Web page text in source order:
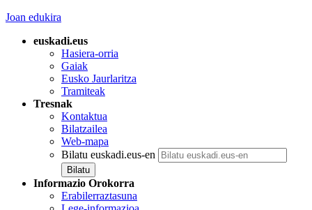
Joan edukira
euskadi.eus
Hasiera-orria
Gaiak
Eusko Jaurlaritza
Tramiteak
Tresnak
Kontaktua
Bilatzailea
Web-mapa
Bilatu euskadi.eus-en
Informazio Orokorra
Erabilerraztasuna